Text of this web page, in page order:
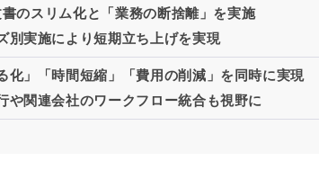
のスリム化と「業務の断捨離」を実施
別実施により短期立ち上げを実現
化」「時間短縮」「費用の削減」を同時に実現
や関連会社のワークフロー統合も視野に